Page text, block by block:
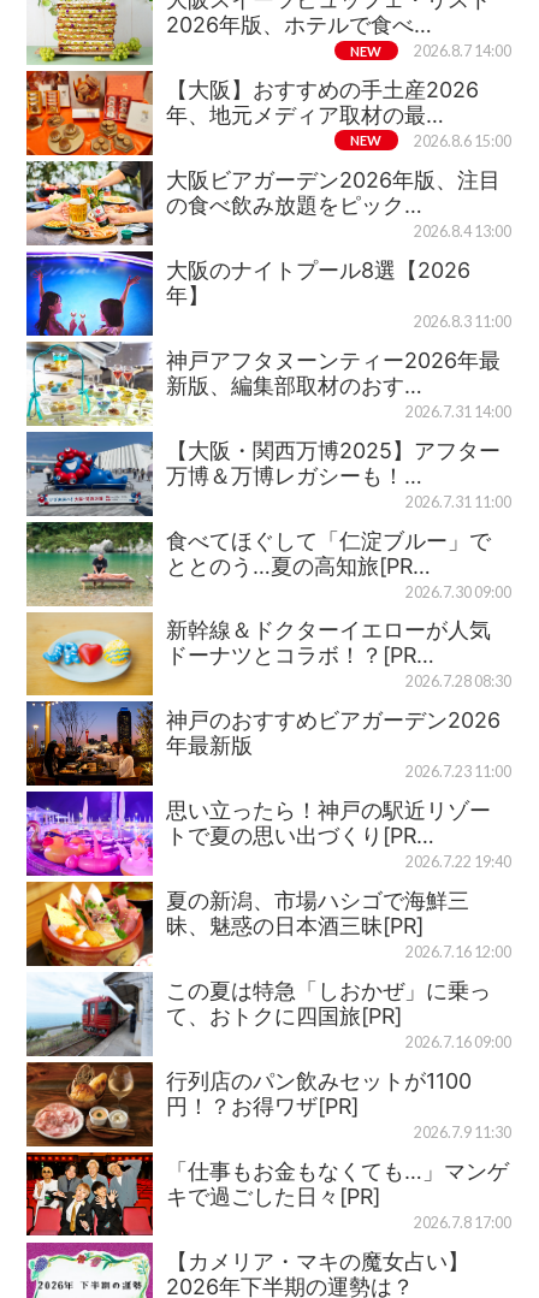
2026年版、ホテルで食べ…
NEW 2026.8.7 14:00
【大阪】おすすめの手土産2026
年、地元メディア取材の最…
NEW 2026.8.6 15:00
大阪ビアガーデン2026年版、注目
の食べ飲み放題をピック…
2026.8.4 13:00
大阪のナイトプール8選【2026
年】
2026.8.3 11:00
神戸アフタヌーンティー2026年最
新版、編集部取材のおす…
2026.7.31 14:00
【大阪・関西万博2025】アフター
万博＆万博レガシーも！…
2026.7.31 11:00
食べてほぐして「仁淀ブルー」で
ととのう…夏の高知旅[PR…
2026.7.30 09:00
新幹線＆ドクターイエローが人気
ドーナツとコラボ！？[PR…
2026.7.28 08:30
神戸のおすすめビアガーデン2026
年最新版
2026.7.23 11:00
思い立ったら！神戸の駅近リゾー
トで夏の思い出づくり[PR…
2026.7.22 19:40
夏の新潟、市場ハシゴで海鮮三
昧、魅惑の日本酒三昧[PR]
2026.7.16 12:00
この夏は特急「しおかぜ」に乗っ
て、おトクに四国旅[PR]
2026.7.16 09:00
行列店のパン飲みセットが1100
円！？お得ワザ[PR]
2026.7.9 11:30
「仕事もお金もなくても…」マンゲ
キで過ごした日々[PR]
2026.7.8 17:00
【カメリア・マキの魔女占い】
2026年下半期の運勢は？